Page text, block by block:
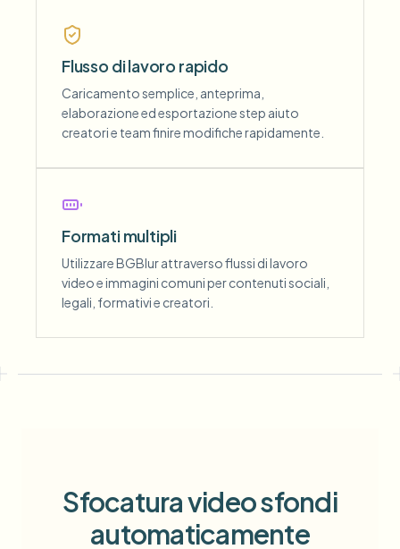
Flusso di lavoro rapido
Caricamento semplice, anteprima,
elaborazione ed esportazione step aiuto
creatori e team finire modifiche rapidamente.
Formati multipli
Utilizzare BGBlur attraverso flussi di lavoro
video e immagini comuni per contenuti sociali,
legali, formativi e creatori.
Sfocatura video sfondi
automaticamente